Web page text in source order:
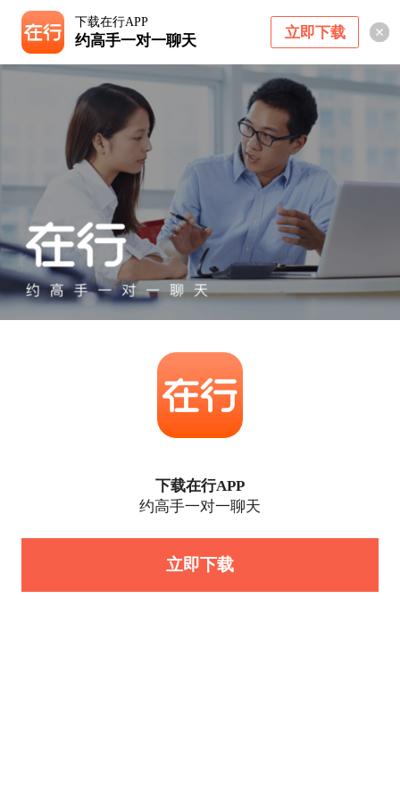
下载在行APP
约高手一对一聊天 立即下载
下载在行APP
约高手一对一聊天
立即下载